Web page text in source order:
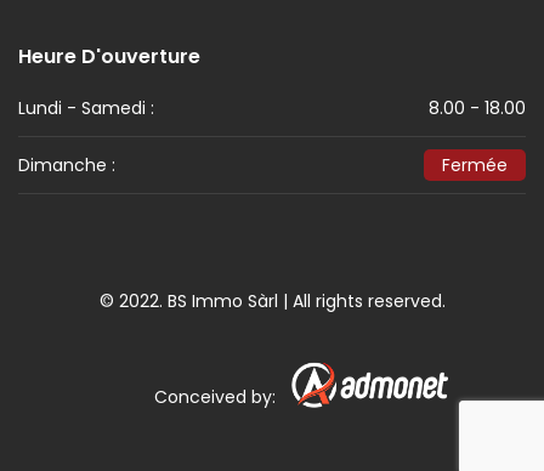
Heure D'ouverture
Lundi - Samedi : 8.00 - 18.00
Dimanche : Fermée
© 2022. BS Immo Sàrl | All rights reserved.
Conceived by: